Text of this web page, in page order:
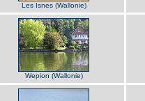
Les Isnes (Wallonie)
Wepion (Wallonie)